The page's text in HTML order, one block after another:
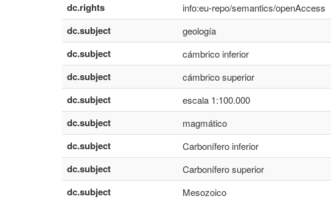
dc.rights info:eu-repo/semantics/openAccess
dc.subject geología
dc.subject cámbrico inferior
dc.subject cámbrico superior
dc.subject escala 1:100.000
dc.subject magmático
dc.subject Carbonífero inferior
dc.subject Carbonífero superior
dc.subject Mesozoico